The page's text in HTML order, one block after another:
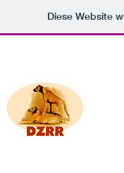
Diese Website